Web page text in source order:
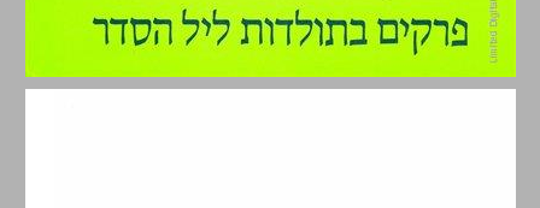
פסח דורות - פרקים בתולדות ליל הסדר ... 0